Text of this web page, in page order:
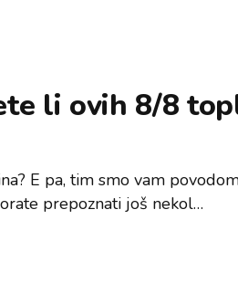
li ovih 8/8
E pa, tim smo vam
prepoznati još nekol…